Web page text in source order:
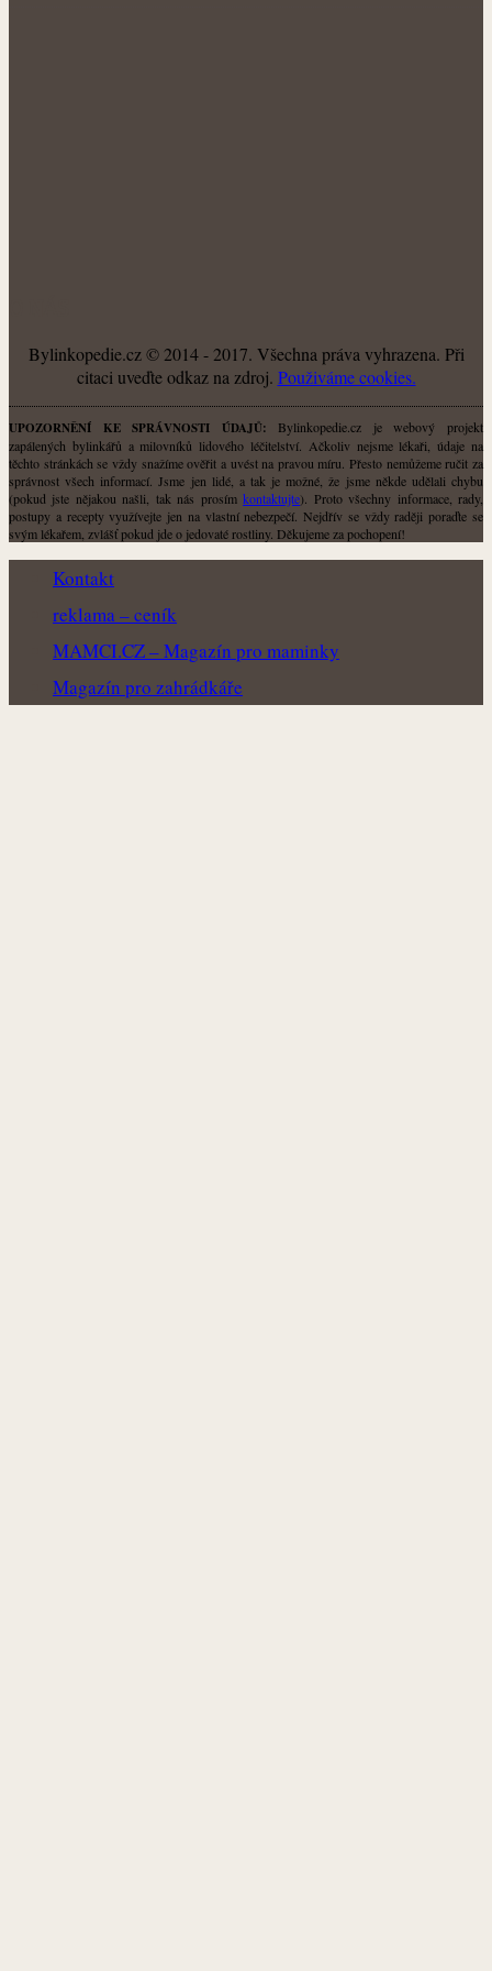
Bylinkopedie.cz © 2014 - 2017. Všechna práva vyhrazena. Při
citaci uveďte odkaz na zdroj. Použiváme cookies.
UPOZORNĚNÍ KE SPRÁVNOSTI ÚDAJŮ: Bylinkopedie.cz je webový projekt
zapálených bylinkářů a milovníků lidového léčitelství. Ačkoliv nejsme lékaři, údaje na
těchto stránkách se vždy snažíme ověřit a uvést na pravou míru. Přesto nemůžeme ručit za
správnost všech informací. Jsme jen lidé, a tak je možné, že jsme někde udělali chybu
(pokud jste nějakou našli, tak nás prosímkontaktujte). Proto všechny informace, rady,
postupy a recepty využívejte jen na vlastní nebezpečí. Nejdřív se vždy raději poraďte se
svým lékařem, zvlášť pokud jde o jedovaté rostliny. Děkujeme za pochopení!
Kontakt
reklama – ceník
MAMCI.CZ – Magazín pro maminky
Magazín pro zahrádkáře